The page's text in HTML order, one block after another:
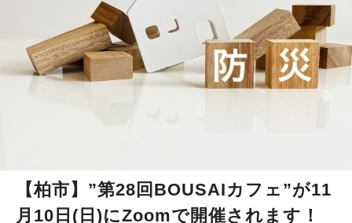
【柏市】”第28回BOUSAIカフェ”が11
月10日(日)にZoomで開催されます！